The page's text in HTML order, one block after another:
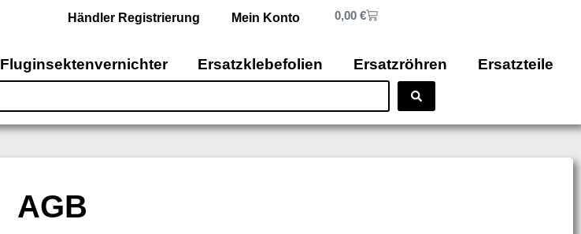
Händler Registrierung Mein Konto 0,00 €
Fluginsektenvernichter Ersatzklebefolien Ersatzröhren Ersatzteile
AGB